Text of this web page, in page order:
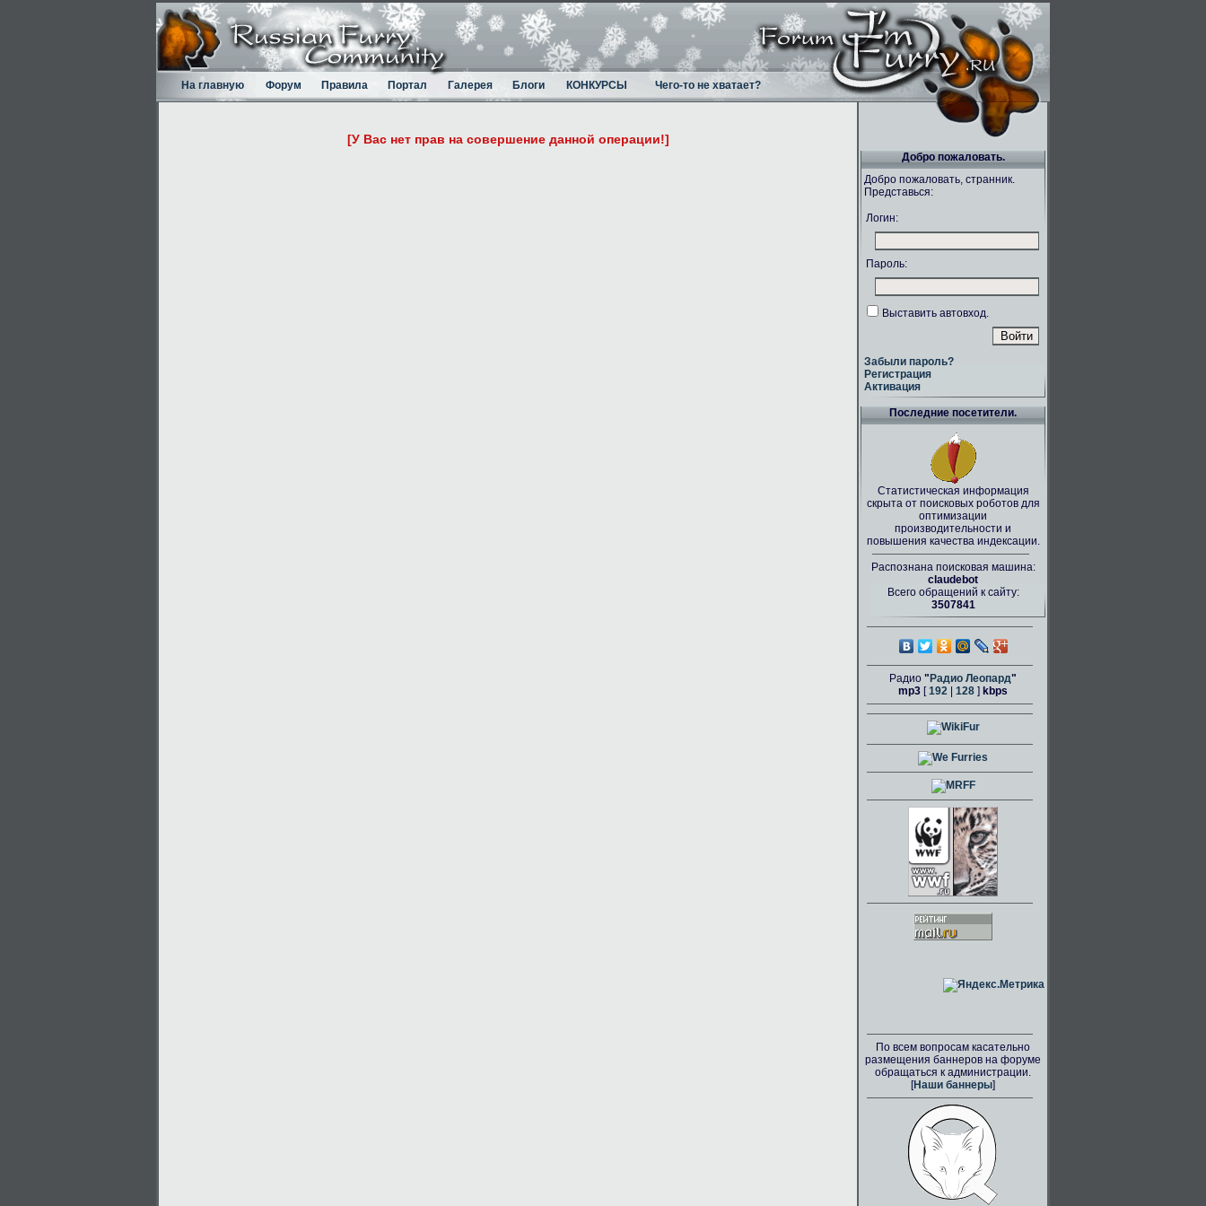
На главную Форум Правила Портал Галерея Блоги КОНКУРСЫ Чего-то не хватает?
[У Вас нет прав на совершение данной операции!]
Добро пожаловать.
Добро пожаловать, странник.
Представься:
Логин:
Пароль:
Выставить автовход.
Забыли пароль?
Регистрация
Активация
Последние посетители.
Статистическая информация
скрыта от поисковых роботов для
оптимизации
производительности и
повышения качества индексации.
Распознана поисковая машина:
claudebot
Всего обращений к сайту:
3507841
Радио " Радио Леопард"
mp3 [192 128 ] kbps
По всем вопросам касательно
размещения баннеров на форуме
обращаться к администрации.
[Наши баннеры]